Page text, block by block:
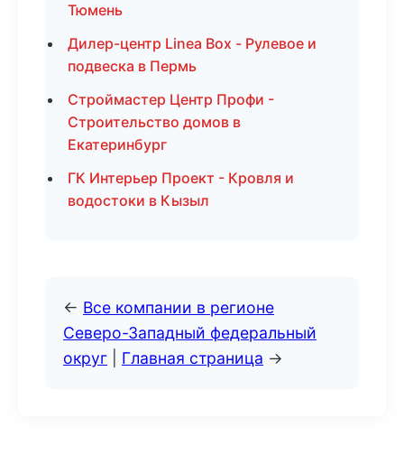
Тюмень
Дилер-центр Linea Box - Рулевое и
подвеска в Пермь
Строймастер Центр Профи -
Строительство домов в
Екатеринбург
ГК Интерьер Проект - Кровля и
водостоки в Кызыл
← Все компании в регионе
Северо-Западный федеральный
округ
Главная страница →